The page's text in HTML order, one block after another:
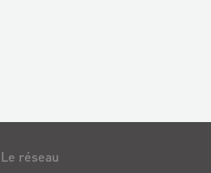
Le réseau